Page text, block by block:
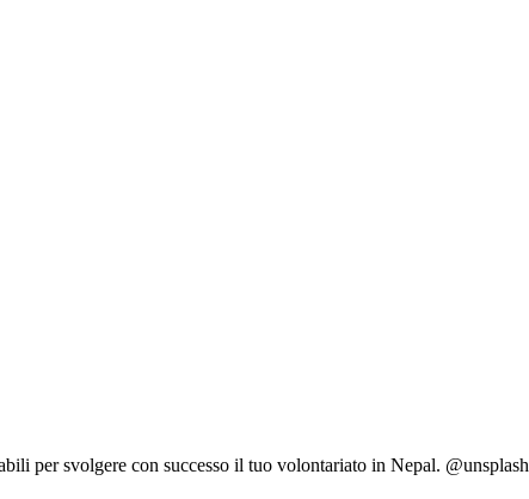
per svolgere con successo il tuo volontariato in Nepal. @unsplash